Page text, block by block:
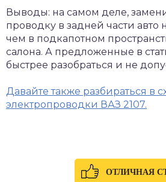
Выводы: на самом деле,
проводку в задней части авто
чем в подкапотном
салона. А предложенные в
быстрее разобраться и не
Давайте также разбираться в
электропроводки ВАЗ 2107.
ОТЛИЧНАЯ